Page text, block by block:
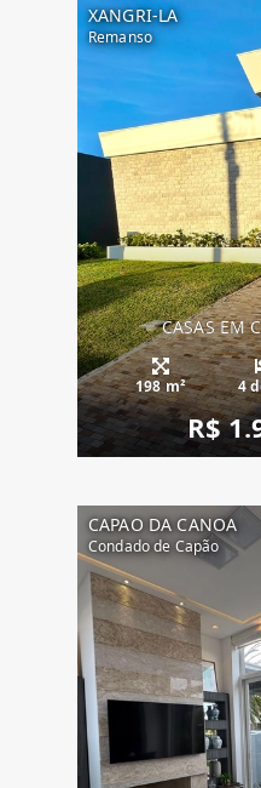
XANGRI-LA
Remanso
CASAS EM
198 m² 4
R$
CAPAO DA CANOA
Condado de Capão